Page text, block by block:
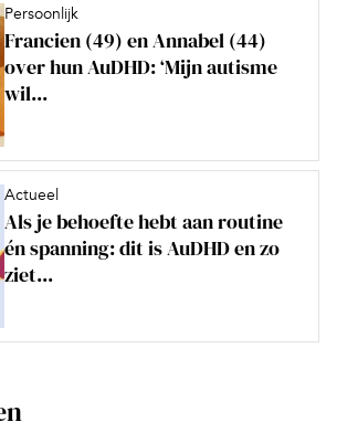
Persoonlijk
Francien (49) en Annabel (44)
over hun AuDHD: ‘Mijn autisme
wil...
Actueel
Als je behoefte hebt aan routine
én spanning: dit is AuDHD en zo
ziet...